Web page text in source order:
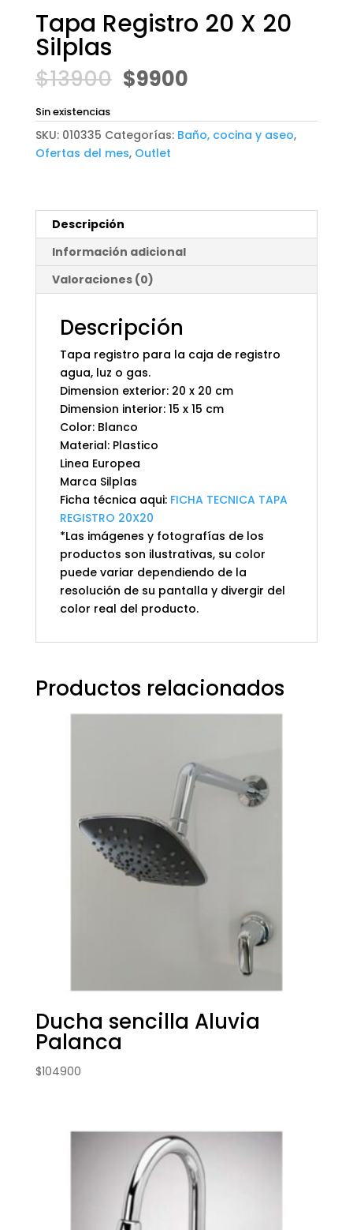
Tapa Registro 20 X 20
Silplas
$13900 El
precio
original
era:
$13900.
$9900El
actual
es:
$9900.
Sin existencias
SKU: 010335 Categorías: Baño, cocina y aseo,
Ofertas del mes, Outlet
Descripción
Información adicional
Valoraciones (0)
Descripción
Tapa registro para la caja de registro
agua, luz o gas.
Dimension exterior: 20 x 20 cm
Dimension interior: 15 x 15 cm
Color: Blanco
Material: Plastico
Linea Europea
Marca Silplas
Ficha técnica aqui: FICHA TECNICA TAPA
REGISTRO 20X20
*Las imágenes y fotografías de los
productos son ilustrativas, su color
puede variar dependiendo de la
resolución de su pantalla y divergir del
color real del producto.
Productos relacionados
Ducha sencilla Aluvia
Palanca
$104900